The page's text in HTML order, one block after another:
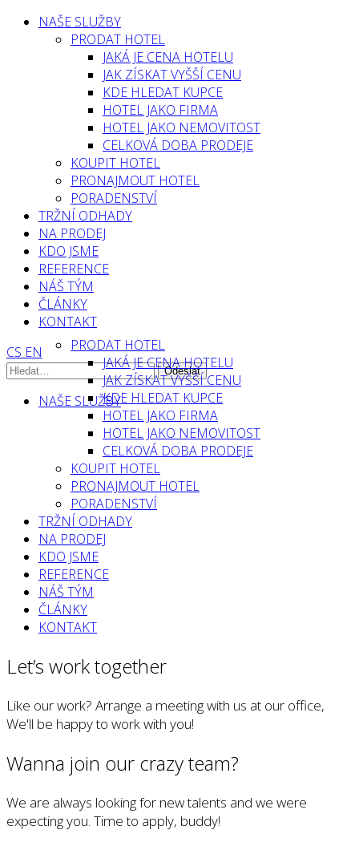
NAŠE SLUŽBY
PRODAT HOTEL
JAKÁ JE CENA HOTELU
JAK ZÍSKAT VYŠŠÍ CENU
KDE HLEDAT KUPCE
HOTEL JAKO FIRMA
HOTEL JAKO NEMOVITOST
CELKOVÁ DOBA PRODEJE
KOUPIT HOTEL
PRONAJMOUT HOTEL
PORADENSTVÍ
TRŽNÍ ODHADY
NA PRODEJ
KDO JSME
REFERENCE
NÁŠ TÝM
ČLÁNKY
KONTAKT
CS EN
NAŠE SLUŽBY
PRODAT HOTEL
JAKÁ JE CENA HOTELU
JAK ZÍSKAT VYŠŠÍ CENU
KDE HLEDAT KUPCE
HOTEL JAKO FIRMA
HOTEL JAKO NEMOVITOST
CELKOVÁ DOBA PRODEJE
KOUPIT HOTEL
PRONAJMOUT HOTEL
PORADENSTVÍ
TRŽNÍ ODHADY
NA PRODEJ
KDO JSME
REFERENCE
NÁŠ TÝM
ČLÁNKY
KONTAKT
Let’s work together
Like our work? Arrange a meeting with us at our office,
We'll be happy to work with you!
Wanna join our crazy team?
We are always looking for new talents and we were
expecting you. Time to apply, buddy!